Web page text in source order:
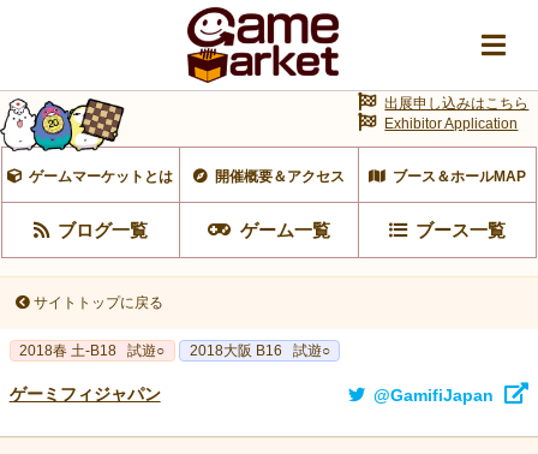
ゲームマーケットとは 開催概要＆アクセス ブース＆ホールMAP
ブログ一覧 ゲーム一覧 ブース一覧
出展申し込みはこちら
Exhibitor Application
サイトトップに戻る
2018春 土-B18 試遊○ 2018大阪 B16 試遊○
ゲーミフィジャパン @GamifiJapan